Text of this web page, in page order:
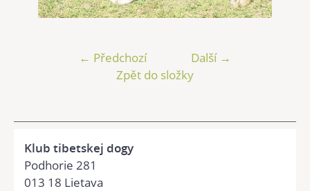
← Předchozí
Další →
Zpět do složky
Klub tibetskej dogy
Podhorie 281
013 18 Lietava